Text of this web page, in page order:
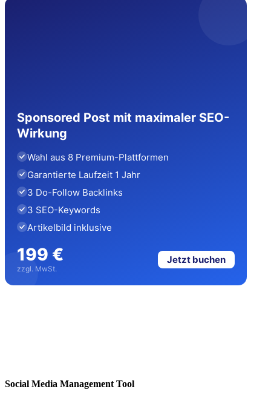
Sponsored Post mit maximaler SEO-
Wirkung
Wahl aus 8 Premium-Plattformen
Garantierte Laufzeit 1 Jahr
3 Do-Follow Backlinks
3 SEO-Keywords
Artikelbild inklusive
199 €
zzgl. MwSt.
Jetzt buchen
Social Media Management Tool